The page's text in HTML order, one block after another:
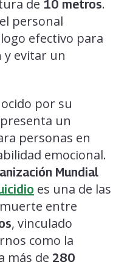
de 10 metros.
personal
efectivo para
y evitar un
por su
un
personas en
emocional.
Mundial
es una de las
entre
, vinculado
como la
más de 280